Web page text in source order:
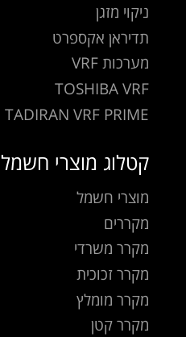
ניקוי מזגן
תדיראן אקספרט
מערכות VRF
TOSHIBA VRF
TADIRAN VRF PRIME
קטלוג מוצרי חשמל
מוצרי חשמל
מקררים
מקרר משרדי
מקרר זכוכית
מקרר מומלץ
מקרר קטן